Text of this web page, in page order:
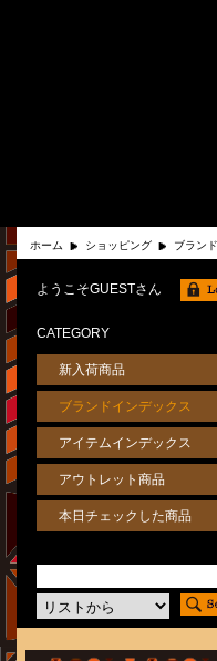
ホーム ショッピング ブラン
ようこそGUESTさん
CATEGORY
新入荷商品
ブランドインデックス
アイテムインデックス
アウトレット商品
本日チェックした商品